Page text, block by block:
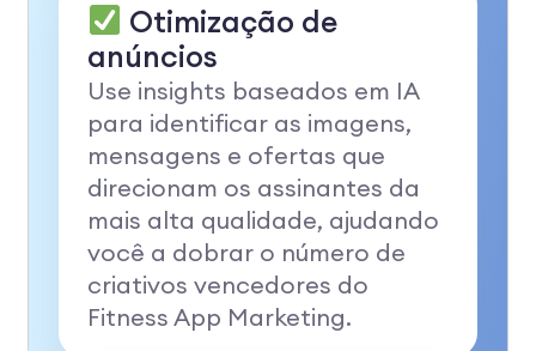
Otimização de
anúncios
Use insights baseados em IA
para identificar as imagens,
mensagens e ofertas que
direcionam os assinantes da
mais alta qualidade, ajudando
você a dobrar o número de
criativos vencedores do
Fitness App Marketing.